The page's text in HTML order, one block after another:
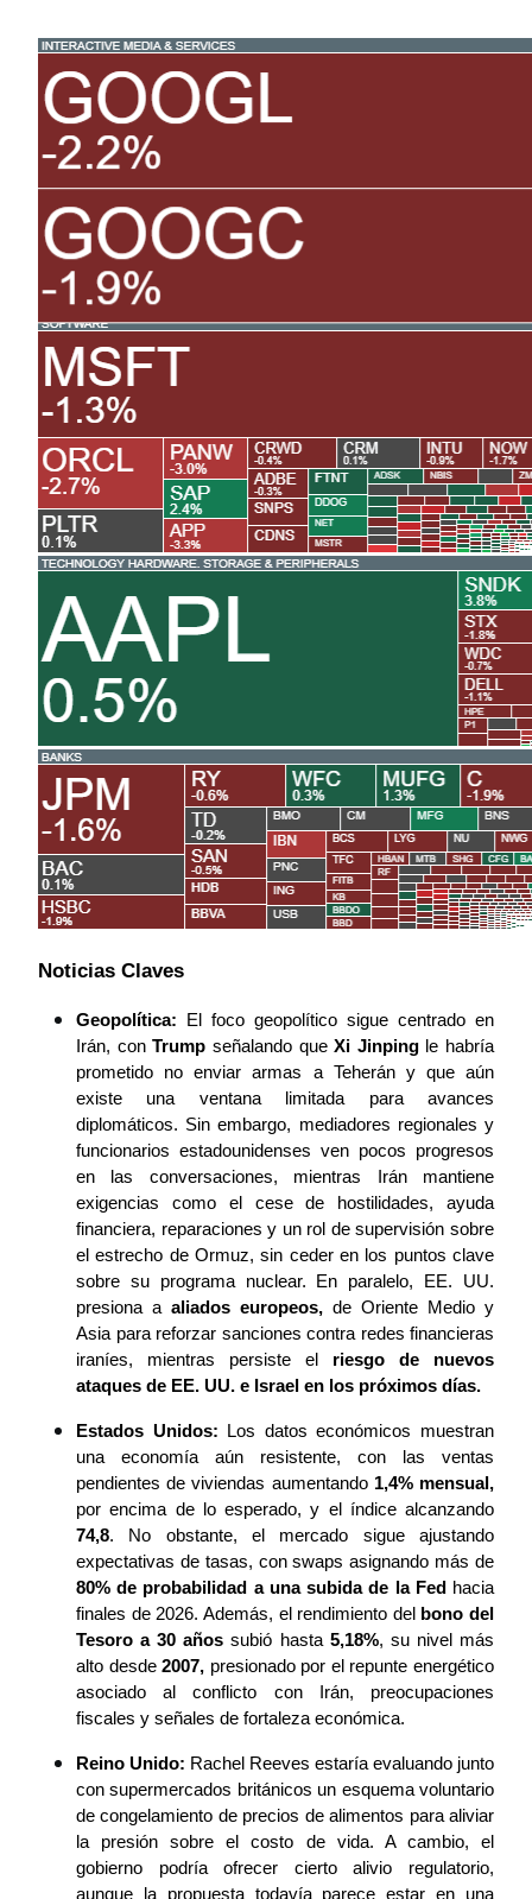
Noticias Claves
Geopolítica: El foco geopolítico sigue centrado en
Irán, con Trump señalando que Xi Jinping le habría
prometido no enviar armas a Teherán y que aún
existe una ventana limitada para avances
diplomáticos. Sin embargo, mediadores regionales y
funcionarios estadounidenses ven pocos progresos
en las conversaciones, mientras Irán mantiene
exigencias como el cese de hostilidades, ayuda
financiera, reparaciones y un rol de supervisión sobre
el estrecho de Ormuz, sin ceder en los puntos clave
sobre su programa nuclear. En paralelo, EE. UU.
presiona a aliados europeos, de Oriente Medio y
Asia para reforzar sanciones contra redes financieras
iraníes, mientras persiste el riesgo de nuevos
ataques de EE. UU. e Israel en los próximos días.
Estados Unidos: Los datos económicos muestran
una economía aún resistente, con las ventas
pendientes de viviendas aumentando 1,4% mensual,
74,8. No obstante, el mercado sigue ajustando
80% de probabilidad a una subida de la Fed
hacia
finales de 2026. Además, el rendimiento del
bono del
Tesoro a 30 años subió hasta 5,18%, su nivel más
alto desde 2007, presionado por el repunte energético
asociado al conflicto con Irán, preocupaciones
fiscales y señales de fortaleza económica.
Reino Unido: Rachel Reeves estaría evaluando junto
con supermercados británicos un esquema voluntario
de congelamiento de precios de alimentos para aliviar
la presión sobre el costo de vida. A cambio, el
gobierno podría ofrecer cierto alivio regulatorio,
aunque la propuesta todavía parece estar en una